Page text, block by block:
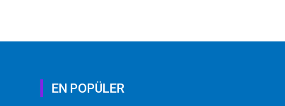
EN POPÜLER